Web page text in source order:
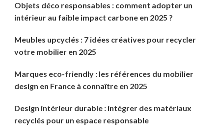
Objets déco responsables : comment adopter un
intérieur au faible impact carbone en 2025 ?
Meubles upcyclés : 7 idées créatives pour recycler
votre mobilier en 2025
Marques eco-friendly : les références du mobilier
design en France à connaître en 2025
Design intérieur durable : intégrer des matériaux
recyclés pour un espace responsable